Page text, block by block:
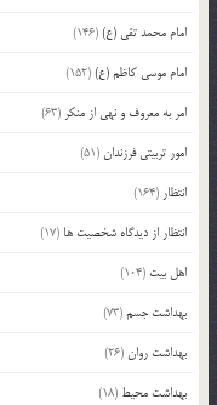
امام محمد تقی (ع)(146)
امام موسی کاظم (ع)(152)
امر به معروف و نهی از منکر (63)
امور تربیتی فرزندان(51)
انتظار (164)
انتظار از دیدگاه شخصیت ها (17)
اهل بیت (104)
بهداشت جسم(73)
بهداشت روان(26)
بهداشت محیط (18)